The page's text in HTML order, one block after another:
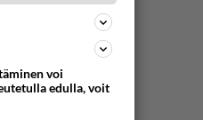
voi
edulla, voit